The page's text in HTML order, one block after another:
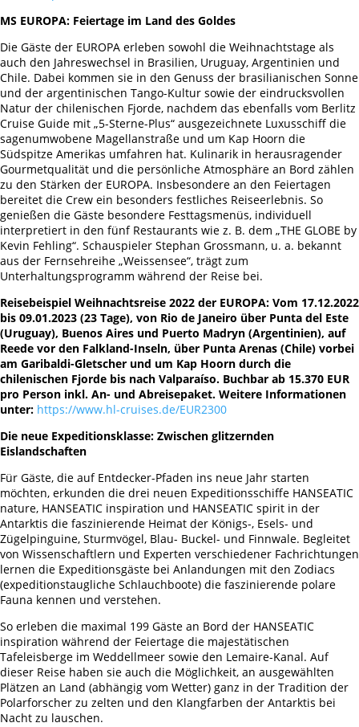
MS EUROPA: Feiertage im Land des Goldes
Die Gäste der EUROPA erleben sowohl die Weihnachtstage als
auch den Jahreswechsel in Brasilien, Uruguay, Argentinien und
Chile. Dabei kommen sie in den Genuss der brasilianischen Sonne
und der argentinischen Tango-Kultur sowie der eindrucksvollen
Natur der chilenischen Fjorde, nachdem das ebenfalls vom Berlitz
Cruise Guide mit „5-Sterne-Plus“ ausgezeichnete Luxusschiff die
sagenumwobene Magellanstraße und um Kap Hoorn die
Südspitze Amerikas umfahren hat. Kulinarik in herausragender
Gourmetqualität und die persönliche Atmosphäre an Bord zählen
zu den Stärken der EUROPA. Insbesondere an den Feiertagen
bereitet die Crew ein besonders festliches Reiseerlebnis. So
genießen die Gäste besondere Festtagsmenüs, individuell
interpretiert in den fünf Restaurants wie z. B. dem „THE GLOBE by
Kevin Fehling“. Schauspieler Stephan Grossmann, u. a. bekannt
aus der Fernsehreihe „Weissensee“, trägt zum
Unterhaltungsprogramm während der Reise bei.
Reisebeispiel Weihnachtsreise 2022 der EUROPA: Vom 17.12.2022
bis 09.01.2023 (23 Tage), von Rio de Janeiro über Punta del Este
(Uruguay), Buenos Aires und Puerto Madryn (Argentinien), auf
Reede vor den Falkland-Inseln, über Punta Arenas (Chile) vorbei
am Garibaldi-Gletscher und um Kap Hoorn durch die
chilenischen Fjorde bis nach Valparaíso. Buchbar ab 15.370 EUR
pro Person inkl. An- und Abreisepaket. Weitere Informationen
unter: https://www.hl-cruises.de/EUR2300
Die neue Expeditionsklasse: Zwischen glitzernden
Eislandschaften
Für Gäste, die auf Entdecker-Pfaden ins neue Jahr starten
möchten, erkunden die drei neuen Expeditionsschiffe HANSEATIC
nature, HANSEATIC inspiration und HANSEATIC spirit in der
Antarktis die faszinierende Heimat der Königs-, Esels- und
Zügelpinguine, Sturmvögel, Blau- Buckel- und Finnwale. Begleitet
von Wissenschaftlern und Experten verschiedener Fachrichtungen
lernen die Expeditionsgäste bei Anlandungen mit den Zodiacs
(expeditionstaugliche Schlauchboote) die faszinierende polare
Fauna kennen und verstehen.
So erleben die maximal 199 Gäste an Bord der HANSEATIC
inspiration während der Feiertage die majestätischen
Tafeleisberge im Weddellmeer sowie den Lemaire-Kanal. Auf
dieser Reise haben sie auch die Möglichkeit, an ausgewählten
Plätzen an Land (abhängig vom Wetter) ganz in der Tradition der
Polarforscher zu zelten und den Klangfarben der Antarktis bei
Nacht zu lauschen.